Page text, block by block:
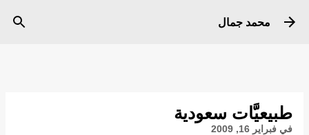
محمد جمال
طبيعيَّات سعودية
في فبراير 16, 2009